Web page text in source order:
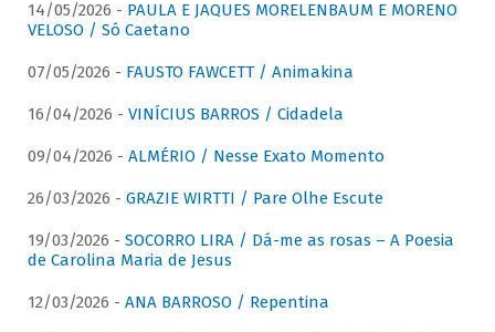
14/05/2026 - PAULA E JAQUES MORELENBAUM E MORENO
VELOSO / Só Caetano
07/05/2026 - FAUSTO FAWCETT / Animakina
16/04/2026 - VINÍCIUS BARROS / Cidadela
09/04/2026 - ALMÉRIO / Nesse Exato Momento
26/03/2026 - GRAZIE WIRTTI / Pare Olhe Escute
19/03/2026 - SOCORRO LIRA / Dá-me as rosas – A Poesia
de Carolina Maria de Jesus
12/03/2026 - ANA BARROSO / Repentina